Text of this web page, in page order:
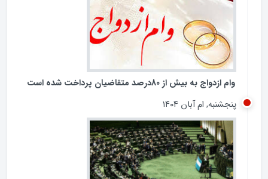
جمعه, ام آذر ۱۴۰۴
وام ازدواج به بیش از 80درصد متقاضیان پرداخت شده است
پنجشنبه, ام آبان ۱۴۰۴